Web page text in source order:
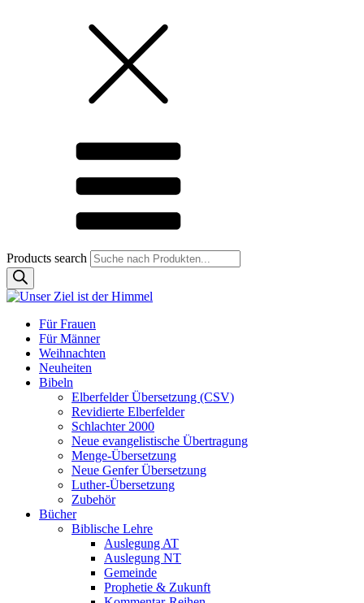
Products search
Für Frauen
Für Männer
Weihnachten
Neuheiten
Bibeln
Elberfelder Übersetzung (CSV)
Revidierte Elberfelder
Schlachter 2000
Neue evangelistische Übertragung
Menge-Übersetzung
Neue Genfer Übersetzung
Luther-Übersetzung
Zubehör
Bücher
Biblische Lehre
Auslegung AT
Auslegung NT
Gemeinde
Prophetie & Zukunft